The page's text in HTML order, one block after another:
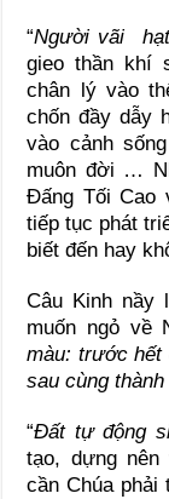
“Người vãi
gieo thần khí
chân lý vào
chốn đầy dẫy
vào cảnh
muôn đời …
Đấng Tối Cao
tiếp tục phát
biết đến hay
Câu Kinh nầy
muốn ngỏ về
màu: trước hết
sau cùng
“Đất tự động
tạo, dựng nên
cần Chúa